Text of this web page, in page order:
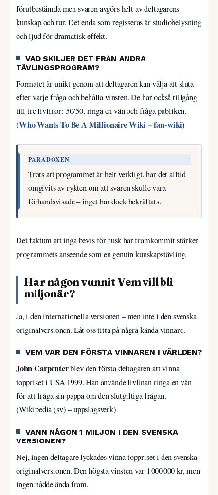
förutbestämda men svaren avgörs helt av deltagarens
kunskap och tur. Det enda som regisseras är studiobelysning
och ljud för dramatisk effekt.
VAD SKILJER DET FRÅN ANDRA
TÄVLINGSPROGRAM?
Formatet är unikt genom att deltagaren kan välja att sluta
efter varje fråga och behålla vinsten. De har också tillgång
till tre livlinor: 50/50, ringa en vän och fråga publiken.
(Who Wants To Be A Millionaire Wiki – fan-wiki)
PARADOXEN
Trots att programmet är helt verkligt, har det alltid
omgivits av rykten om att svaren skulle vara
förhandsvisade – inget har dock bekräftats.
Det faktum att inga bevis för fusk har framkommit stärker
programmets anseende som en genuin kunskapstävling.
Har någon vunnit Vem vill bli
miljonär?
Ja, i den internationella versionen – men inte i den svenska
originalversionen. Låt oss titta på några kända vinnare.
VEM VAR DEN FÖRSTA VINNAREN I VÄRLDEN?
John Carpenterblev den första deltagaren att vinna
toppriset i USA 1999. Han använde livlinan ringa en vän
för att fråga sin pappa om den slutgiltiga frågan.
(Wikipedia (sv) – uppslagsverk)
VANN NÅGON 1 MILJON I DEN SVENSKA
VERSIONEN?
Nej, ingen deltagare lyckades vinna toppriset i den svenska
originalversionen. Den högsta vinsten var 1 000 000 kr, men
ingen nådde ända fram.